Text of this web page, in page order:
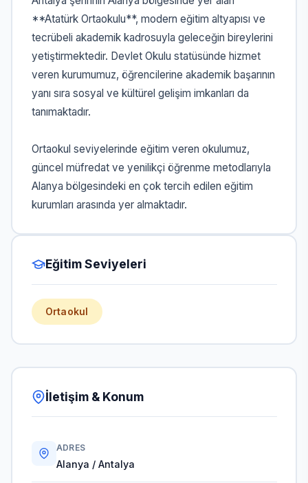
**Atatürk Ortaokulu**, modern eğitim altyapısı ve
tecrübeli akademik kadrosuyla geleceğin bireylerini
yetiştirmektedir. Devlet Okulu statüsünde hizmet
veren kurumumuz, öğrencilerine akademik başarının
yanı sıra sosyal ve kültürel gelişim imkanları da
tanımaktadır.
Ortaokul seviyelerinde eğitim veren okulumuz,
güncel müfredat ve yenilikçi öğrenme metodlarıyla
Alanya bölgesindeki en çok tercih edilen eğitim
kurumları arasında yer almaktadır.
Eğitim Seviyeleri
Ortaokul
İletişim & Konum
ADRES
Alanya / Antalya